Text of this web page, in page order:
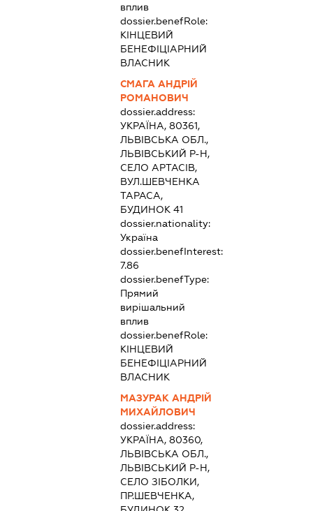
вплив
dossier.benefRole:
КІНЦЕВИЙ
БЕНЕФІЦІАРНИЙ
ВЛАСНИК
СМАГА АНДРІЙ
РОМАНОВИЧ
dossier.address:
УКРАЇНА, 80361,
ЛЬВІВСЬКА ОБЛ.,
ЛЬВІВСЬКИЙ Р-Н,
СЕЛО АРТАСІВ,
ВУЛ.ШЕВЧЕНКА
ТАРАСА,
БУДИНОК 41
dossier.nationality:
Україна
dossier.benefInterest:
7.86
dossier.benefType:
Прямий
вирішальний
вплив
dossier.benefRole:
КІНЦЕВИЙ
БЕНЕФІЦІАРНИЙ
ВЛАСНИК
МАЗУРАК АНДРІЙ
МИХАЙЛОВИЧ
dossier.address:
УКРАЇНА, 80360,
ЛЬВІВСЬКА ОБЛ.,
ЛЬВІВСЬКИЙ Р-Н,
СЕЛО ЗІБОЛКИ,
ПР.ШЕВЧЕНКА,